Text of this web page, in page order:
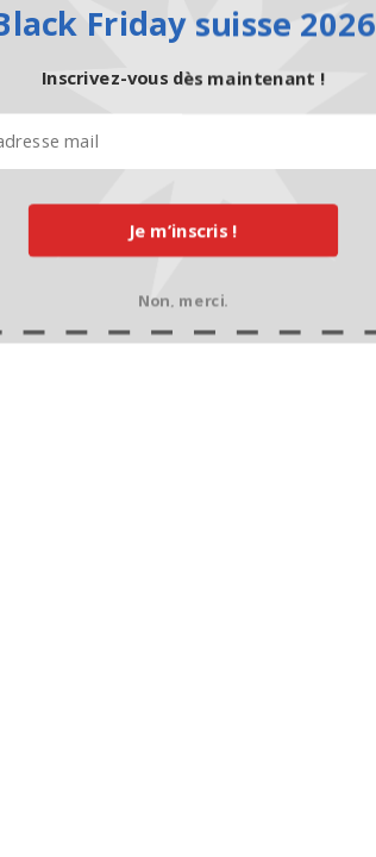
Je m’inscris !
Friday suisse 2026
Inscrivez-vous dès maintenant !
Non, merci.